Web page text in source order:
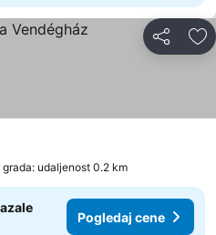
Deli
udaljenost 0.2 km
Pogledaj cene